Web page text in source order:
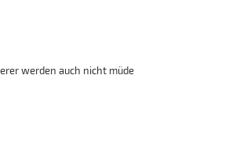
werden auch nicht müde